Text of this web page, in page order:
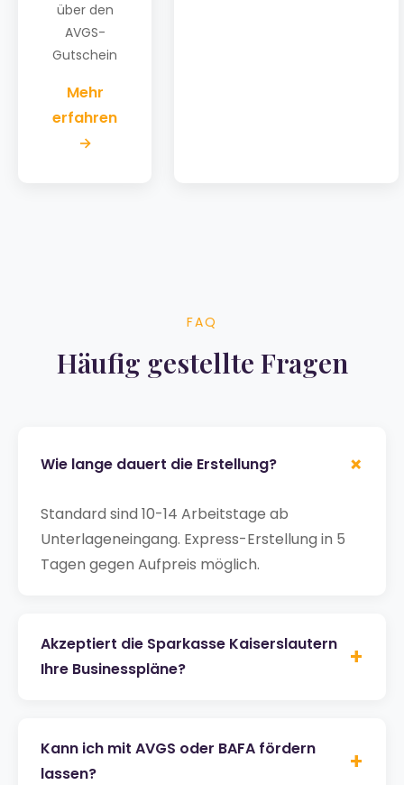
über den
AVGS-
Gutschein
Mehr
erfahren
→
FAQ
Häufig gestellte Fragen
Wie lange dauert die Erstellung? +
Standard sind 10-14 Arbeitstage ab
Unterlageneingang. Express-Erstellung in 5
Tagen gegen Aufpreis möglich.
Akzeptiert die Sparkasse Kaiserslautern
Ihre Businesspläne?
+
Kann ich mit AVGS oder BAFA fördern
lassen?
+